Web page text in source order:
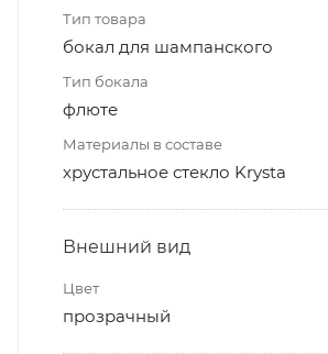
Тип товара
бокал для шампанского
Тип бокала
флюте
Материалы в составе
хрустальное стекло Krysta
Внешний вид
Цвет
прозрачный